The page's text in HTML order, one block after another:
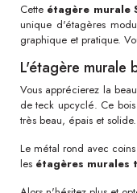
Cette étagère murale
unique d'étagères
graphique et pratique.
L'étagère murale
Vous apprécierez la
de teck upcyclé. Ce
très beau, épais et solide.
Le métal rond avec
les étagères murales